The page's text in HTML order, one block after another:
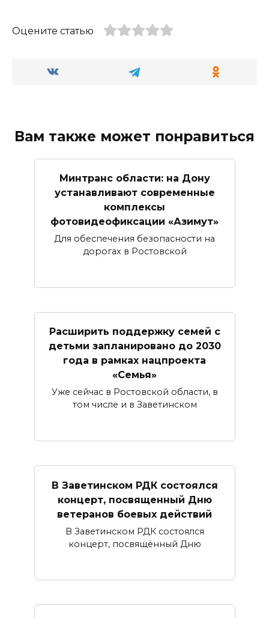
Оцените статью
Вам также может понравиться
Минтранс области: на Дону
устанавливают современные
комплексы
фотовидеофиксации «Азимут»
Для обеспечения безопасности на
дорогах в Ростовской
Расширить поддержку семей с
детьми запланировано до 2030
года в рамках нацпроекта
«Семья»
Уже сейчас в Ростовской области, в
том числе и в Заветинском
В Заветинском РДК состоялся
концерт, посвященный Дню
ветеранов боевых действий
В Заветинском РДК состоялся
концерт, посвящённый Дню